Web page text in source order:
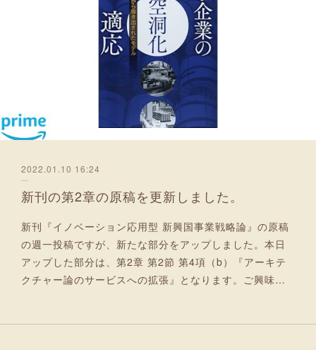
2022.01.10 16:24
新刊の第2章の原稿を更新しました。
新刊『イノベーション応用型 新興国事業戦略論』の原稿
の週一投稿ですが、新たな部分をアップしました。本日
アップした部分は、第2章 第2節 第4項（b）『アーキテ
クチャー論のサービスへの拡張』となります。ご興味…